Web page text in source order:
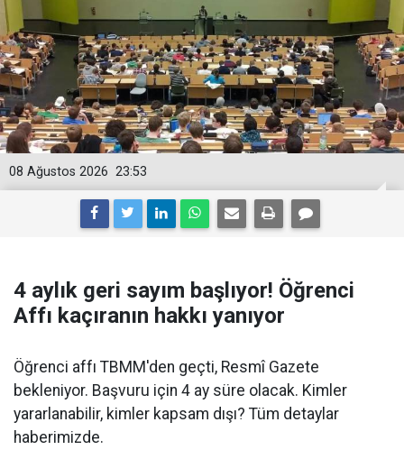
23:53
08 Ağustos 2026
4 aylık geri sayım başlıyor! Öğrenci
Affı kaçıranın hakkı yanıyor
Öğrenci affı TBMM'den geçti, Resmî Gazete
bekleniyor. Başvuru için 4 ay süre olacak. Kimler
yararlanabilir, kimler kapsam dışı? Tüm detaylar
haberimizde.